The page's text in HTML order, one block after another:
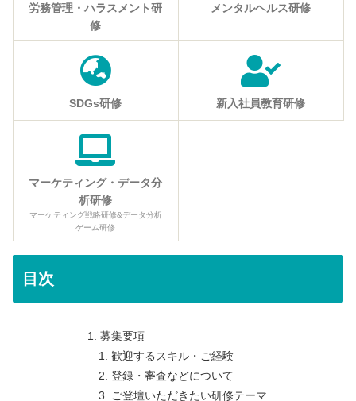
労務管理・ハラスメント研
修
メンタルヘルス研修
SDGs研修 新入社員教育研修
マーケティング・データ分
析研修
マーケティング戦略研修&データ分析
ゲーム研修
目次
募集要項
歓迎するスキル・ご経験
登録・審査などについて
ご登壇いただきたい研修テーマ